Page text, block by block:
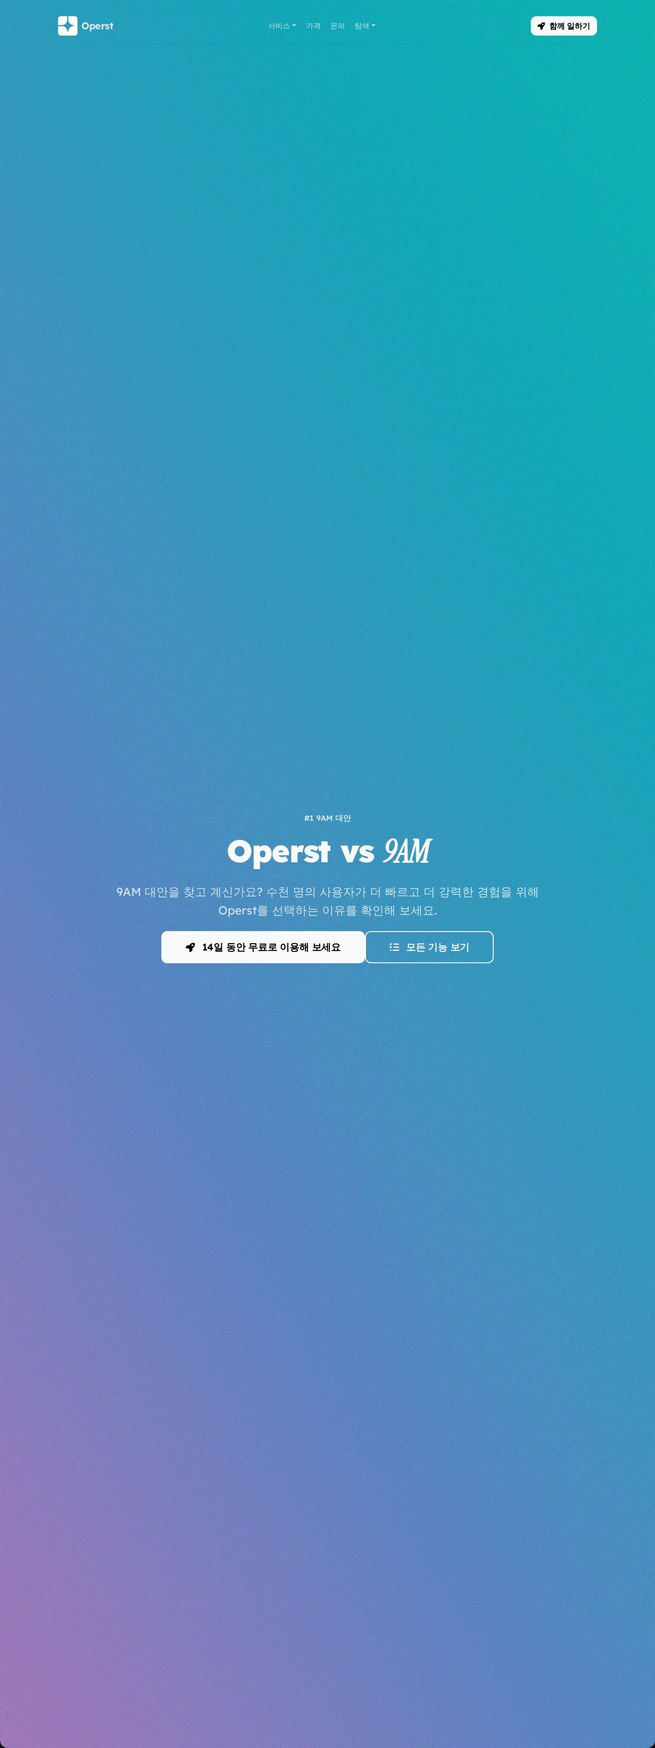
메인 콘텐츠로 건너뛰기
Operst 서비스 가격 문의 탐색 함께 일하기
#1 9AM 대안
Operst vs9AM
9AM 대안을 찾고 계신가요? 수천 명의 사용자가 더 빠르고 더 강력한 경험을 위해
Operst를 선택하는 이유를 확인해 보세요.
14일 동안 무료로 이용해 보세요 모든 기능 보기